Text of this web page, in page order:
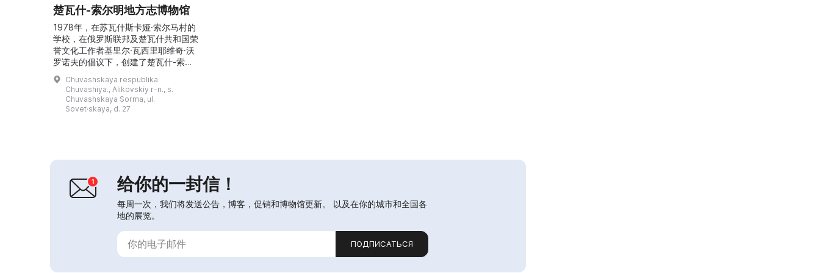
楚瓦什-索尔明地方志博物馆
1978年，在苏瓦什斯卡娅·索尔马村的
学校，在俄罗斯联邦及楚瓦什共和国荣
誉文化工作者基里尔·瓦西里耶维奇·沃
罗诺夫的倡议下，创建了楚瓦什-索尔
明地方志博物馆。地方志博物馆被分配
到文化宫的一处总面积为200平方米的
房间。1989年，博物馆获得了在“索尔
明斯基”国营农场的人民博物馆称号。
Chuvashskaya respublika
Chuvashiya., Alikovskiy r-n., s.
Chuvashskaya Sorma, ul.
Sovet·skaya, d. 27
给你的一封信！
每周一次，我们将发送公告，博客，促销和博物馆更新。 以及在你的城市和全国各
地的展览。
ПОДПИСАТЬСЯ